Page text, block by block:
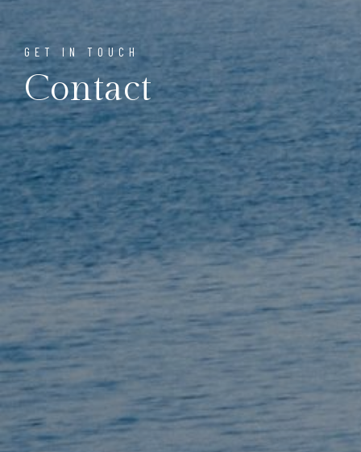
GET IN TOUCH
Contact